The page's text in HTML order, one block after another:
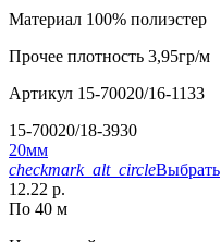
Материал 100% полиэстер
Прочее плотность 3,95гр/м
Артикул 15-70020/16-1133
15-70020/18-3930
20мм
checkmark_alt_circleВыбрать
12.22 р.
По 40 м